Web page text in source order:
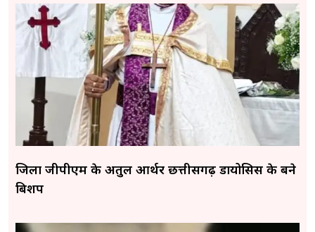
जिला जीपीएम के अतुल आर्थर छत्तीसगढ़ डायोसिस के बने
बिशप